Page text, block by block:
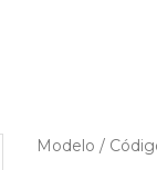
Modelo /